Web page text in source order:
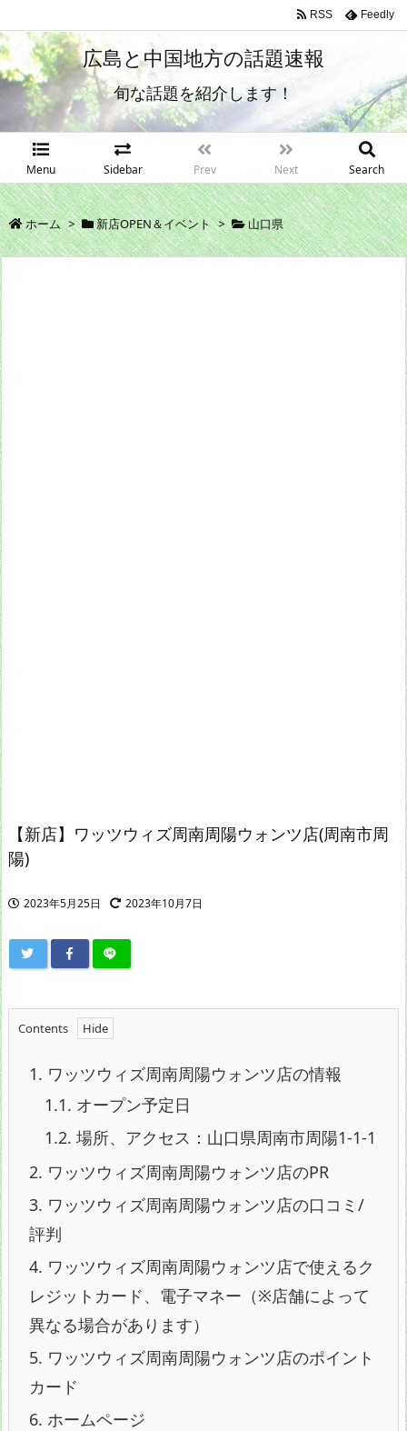
広島と中国地方の話題速報
旬な話題を紹介します！
Menu Sidebar Prev Next Search
RSS Feedly
ホーム > 新店OPEN＆イベント > 山口県
【新店】ワッツウィズ周南周陽ウォンツ店(周南市周
陽)
2023年5月25日 2023年10月7日
Contents
1. ワッツウィズ周南周陽ウォンツ店の情報
1.1. オープン予定日
1.2. 場所、アクセス：山口県周南市周陽1-1-1
2. ワッツウィズ周南周陽ウォンツ店のPR
3. ワッツウィズ周南周陽ウォンツ店の口コミ/
評判
4. ワッツウィズ周南周陽ウォンツ店で使えるク
レジットカード、電子マネー（※店舗によって
異なる場合があります）
5. ワッツウィズ周南周陽ウォンツ店のポイント
カード
6. ホームページ